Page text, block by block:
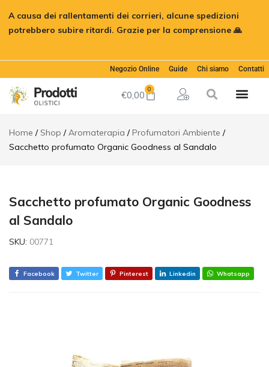
A causa dei rallentamenti dei corrieri, alcune spedizioni
potrebbero subire ritardi. Grazie per la comprensione 🙏
Negozio Online Guide Chi siamo Contatti
€0,00 0
Home Shop Aromaterapia
Profumatori Ambiente
Sacchetto profumato Organic Goodness al Sandalo
Sacchetto profumato Organic Goodness
al Sandalo
SKU: 00771
Facebook Twitter Pinterest Linkedin Whatsapp
Sacchetto
profumato
Organic
Informazioni
aggiuntive
€ 5,50